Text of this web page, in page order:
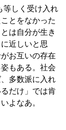
等しく受け入れ
とをなかった
は自分が生き
近しいと思
お互いの存在
もある。社会
多数派に入れ
だけ」では肯
よなあ。